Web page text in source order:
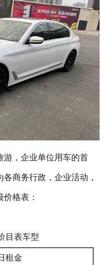
租车价格
成功案例
关于我们
联系我们
游，企业单位用车的首
商务行政，企业活动，
格表：
目表车型
租金